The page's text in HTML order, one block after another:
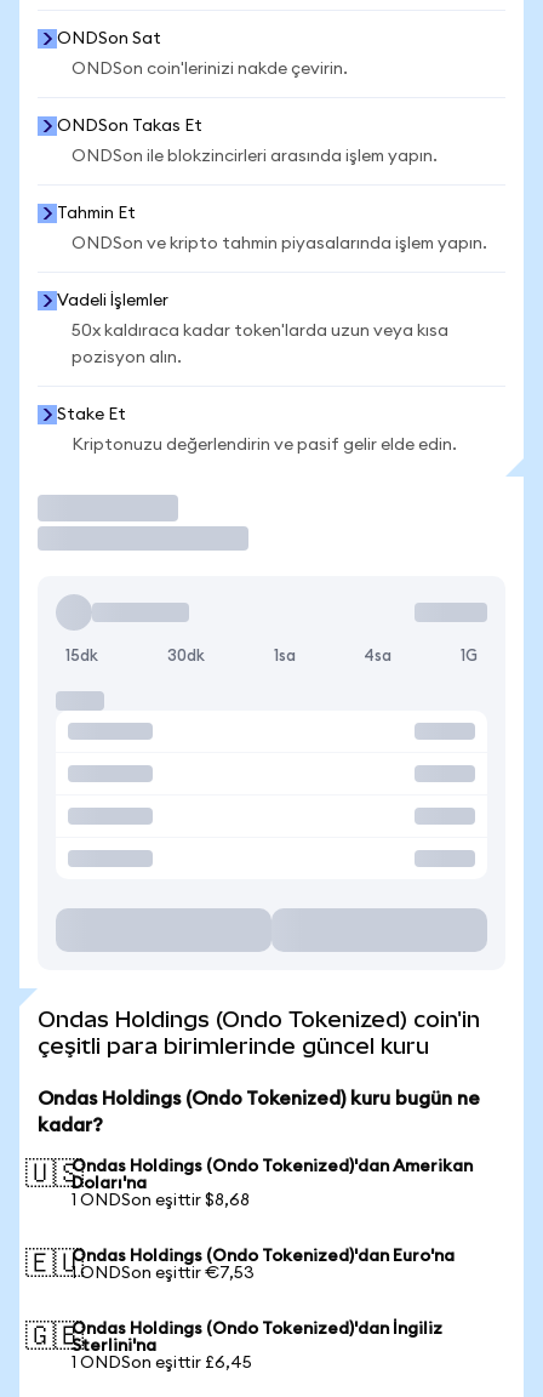
ONDSon Sat
ONDSon coin'lerinizi nakde çevirin.
ONDSon Takas Et
ONDSon ile blokzincirleri arasında işlem yapın.
Tahmin Et
ONDSon ve kripto tahmin piyasalarında işlem yapın.
Vadeli İşlemler
50x kaldıraca kadar token'larda uzun veya kısa
pozisyon alın.
Stake Et
Kriptonuzu değerlendirin ve pasif gelir elde edin.
15dk 30dk 1sa 4sa 1G
Ondas Holdings (Ondo Tokenized) coin'in
çeşitli para birimlerinde güncel kuru
Ondas Holdings (Ondo Tokenized) kuru bugün ne
kadar?
🇺🇸Ondas Holdings (Ondo Tokenized)'dan Amerikan
Doları'na
1 ONDSon eşittir $8,68
🇪🇺Ondas Holdings (Ondo Tokenized)'dan Euro'na
1 ONDSon eşittir €7,53
🇬🇧Ondas Holdings (Ondo Tokenized)'dan İngiliz
Sterlini'na
1 ONDSon eşittir £6,45